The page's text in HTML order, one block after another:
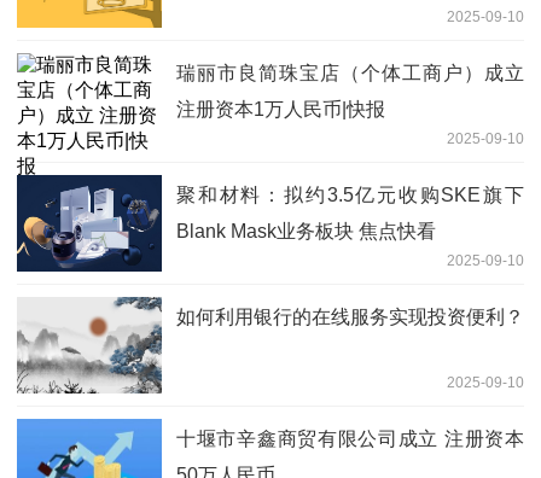
2025-09-10
瑞丽市良简珠宝店（个体工商户）成立
注册资本1万人民币|快报
2025-09-10
聚和材料：拟约3.5亿元收购SKE旗下
Blank Mask业务板块 焦点快看
2025-09-10
如何利用银行的在线服务实现投资便利？
2025-09-10
十堰市辛鑫商贸有限公司成立 注册资本